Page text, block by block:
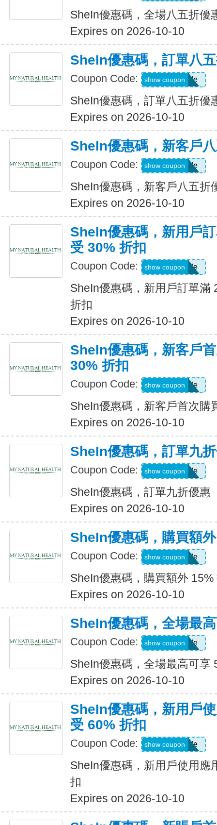
SheIn優惠碼，全場八五折優
Expires on 2026-10-10
SheIn優惠碼，訂單八
Coupon Code: Show Code
show coupon
SheIn優惠碼，訂單八五折優
Expires on 2026-10-10
SheIn優惠碼，新客戶
Coupon Code: Show Code
show coupon
SheIn優惠碼，新客戶八五折
Expires on 2026-10-10
SheIn優惠碼，新用戶
受 30% 折扣
Coupon Code: Show Code
show coupon
SheIn優惠碼，新用戶訂單滿
折扣
Expires on 2026-10-10
SheIn優惠碼，新客戶
30% 折扣
Coupon Code: Show Code
show coupon
SheIn優惠碼，新客戶首次購
Expires on 2026-10-10
SheIn優惠碼，訂單九
Coupon Code: Show Code
show coupon
SheIn優惠碼，訂單九折優惠
Expires on 2026-10-10
SheIn優惠碼，購買額
Coupon Code: Show Code
show coupon
SheIn優惠碼，購買額外 15%
Expires on 2026-10-10
SheIn優惠碼，全場最
Coupon Code: Show Code
show coupon
SheIn優惠碼，全場最高可享
Expires on 2026-10-10
SheIn優惠碼，新用戶
受 60% 折扣
Coupon Code: Show Code
show coupon
SheIn優惠碼，新用戶使用應
扣
Expires on 2026-10-10